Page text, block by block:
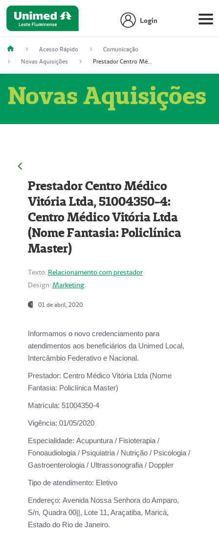
Login
Acesso Rápido
Comunicação
Novas Aquisições
Prestador Centro Médico Vitória Ltda, 51004350-4: Centro Médico Vitória Ltda (Nome Fantasia: Policlínica Master)
Novas Aquisições
Prestador Centro Médico
Vitória Ltda, 51004350-4:
Centro Médico Vitória Ltda
(Nome Fantasia: Policlínica
Master)
Texto: Relacionamento com prestador
Design: Marketing
01 de abril, 2020
Informamos o novo credenciamento para
atendimentos aos beneficiários da Unimed Local,
Intercâmbio Federativo e Nacional.
Prestador: Centro Médico Vitória Ltda (Nome
Fantasia: Policlínica Master)
Matrícula: 51004350-4
Vigência: 01/05/2020
Especialidade: Acupuntura / Fisioterapia /
Fonoaudiologia / Psiquiatria / Nutrição / Psicologia /
Gastroenterologia / Ultrassonografia / Doppler
Tipo de atendimento: Eletivo
Endereço: Avenida Nossa Senhora do Amparo,
S/n, Quadra 00||, Lote 11, Araçatiba, Maricá,
Estado do Rio de Janeiro.